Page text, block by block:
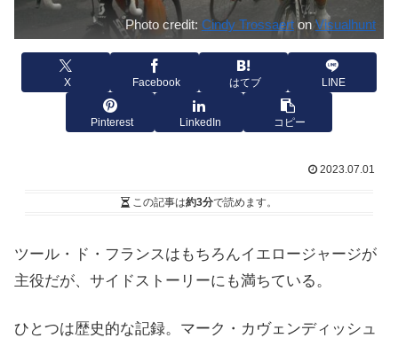
Photo credit: Cindy TrossaertonVisualhunt
X Facebook はてブ LINE
Pinterest LinkedIn コピー
2023.07.01
この記事は約3分で読めます。
ツール・ド・フランスはもちろんイエロージャージが
主役だが、サイドストーリーにも満ちている。
ひとつは歴史的な記録。マーク・カヴェンディッシュ